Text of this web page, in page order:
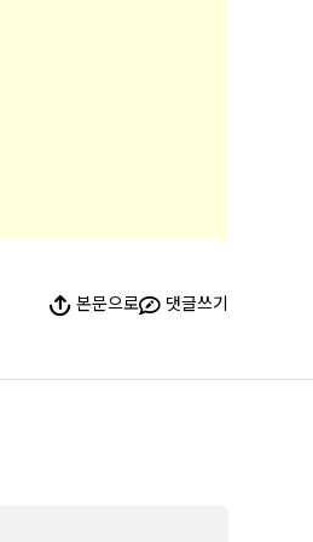
본문으로 댓글쓰기